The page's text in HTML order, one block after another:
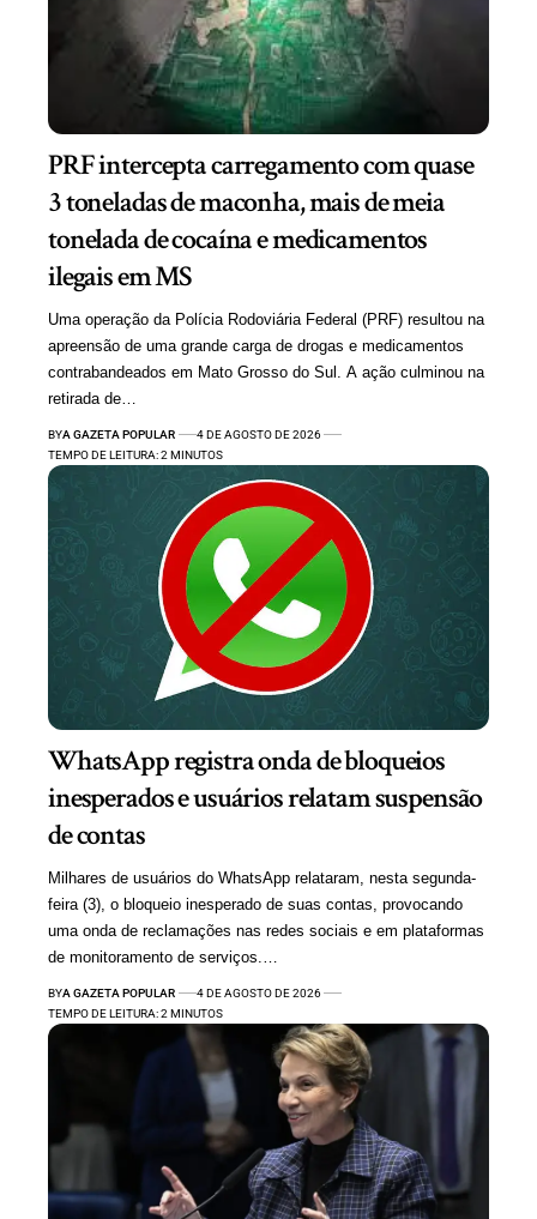
PRF intercepta carregamento com quase
3 toneladas de maconha, mais de meia
tonelada de cocaína e medicamentos
ilegais em MS
Uma operação da Polícia Rodoviária Federal (PRF) resultou na
apreensão de uma grande carga de drogas e medicamentos
contrabandeados em Mato Grosso do Sul. A ação culminou na
retirada de…
BYA GAZETA POPULAR
4 DE AGOSTO DE 2026
TEMPO DE LEITURA: 2 MINUTOS
WhatsApp registra onda de bloqueios
inesperados e usuários relatam suspensão
de contas
Milhares de usuários do WhatsApp relataram, nesta segunda-
feira (3), o bloqueio inesperado de suas contas, provocando
uma onda de reclamações nas redes sociais e em plataformas
de monitoramento de serviços.…
BYA GAZETA POPULAR
4 DE AGOSTO DE 2026
TEMPO DE LEITURA: 2 MINUTOS